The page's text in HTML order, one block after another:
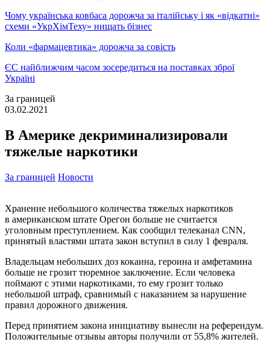
Чому українська ковбаса дорожча за італійську і як «відкатні»
схеми «УкрХімТеху» нищать бізнес
Коли «фармацевтика» дорожча за совість
ЄС найближчим часом зосередиться на поставках зброї
Україні
За границей
03.02.2021
В Америке декриминализировали
тяжелые наркотики
За границей Новости
Хранение небольшого количества тяжелых наркотиков
в американском штате Орегон больше не считается
уголовным преступлением. Как сообщил телеканал CNN,
принятый властями штата закон вступил в силу 1 февраля.
Владельцам небольших доз кокаина, героина и амфетамина
больше не грозит тюремное заключение. Если человека
поймают с этими наркотиками, то ему грозит только
небольшой штраф, сравнимый с наказанием за нарушение
правил дорожного движения.
Перед принятием закона инициативу вынесли на референдум.
Положительные отзывы авторы получили от 55,8% жителей.